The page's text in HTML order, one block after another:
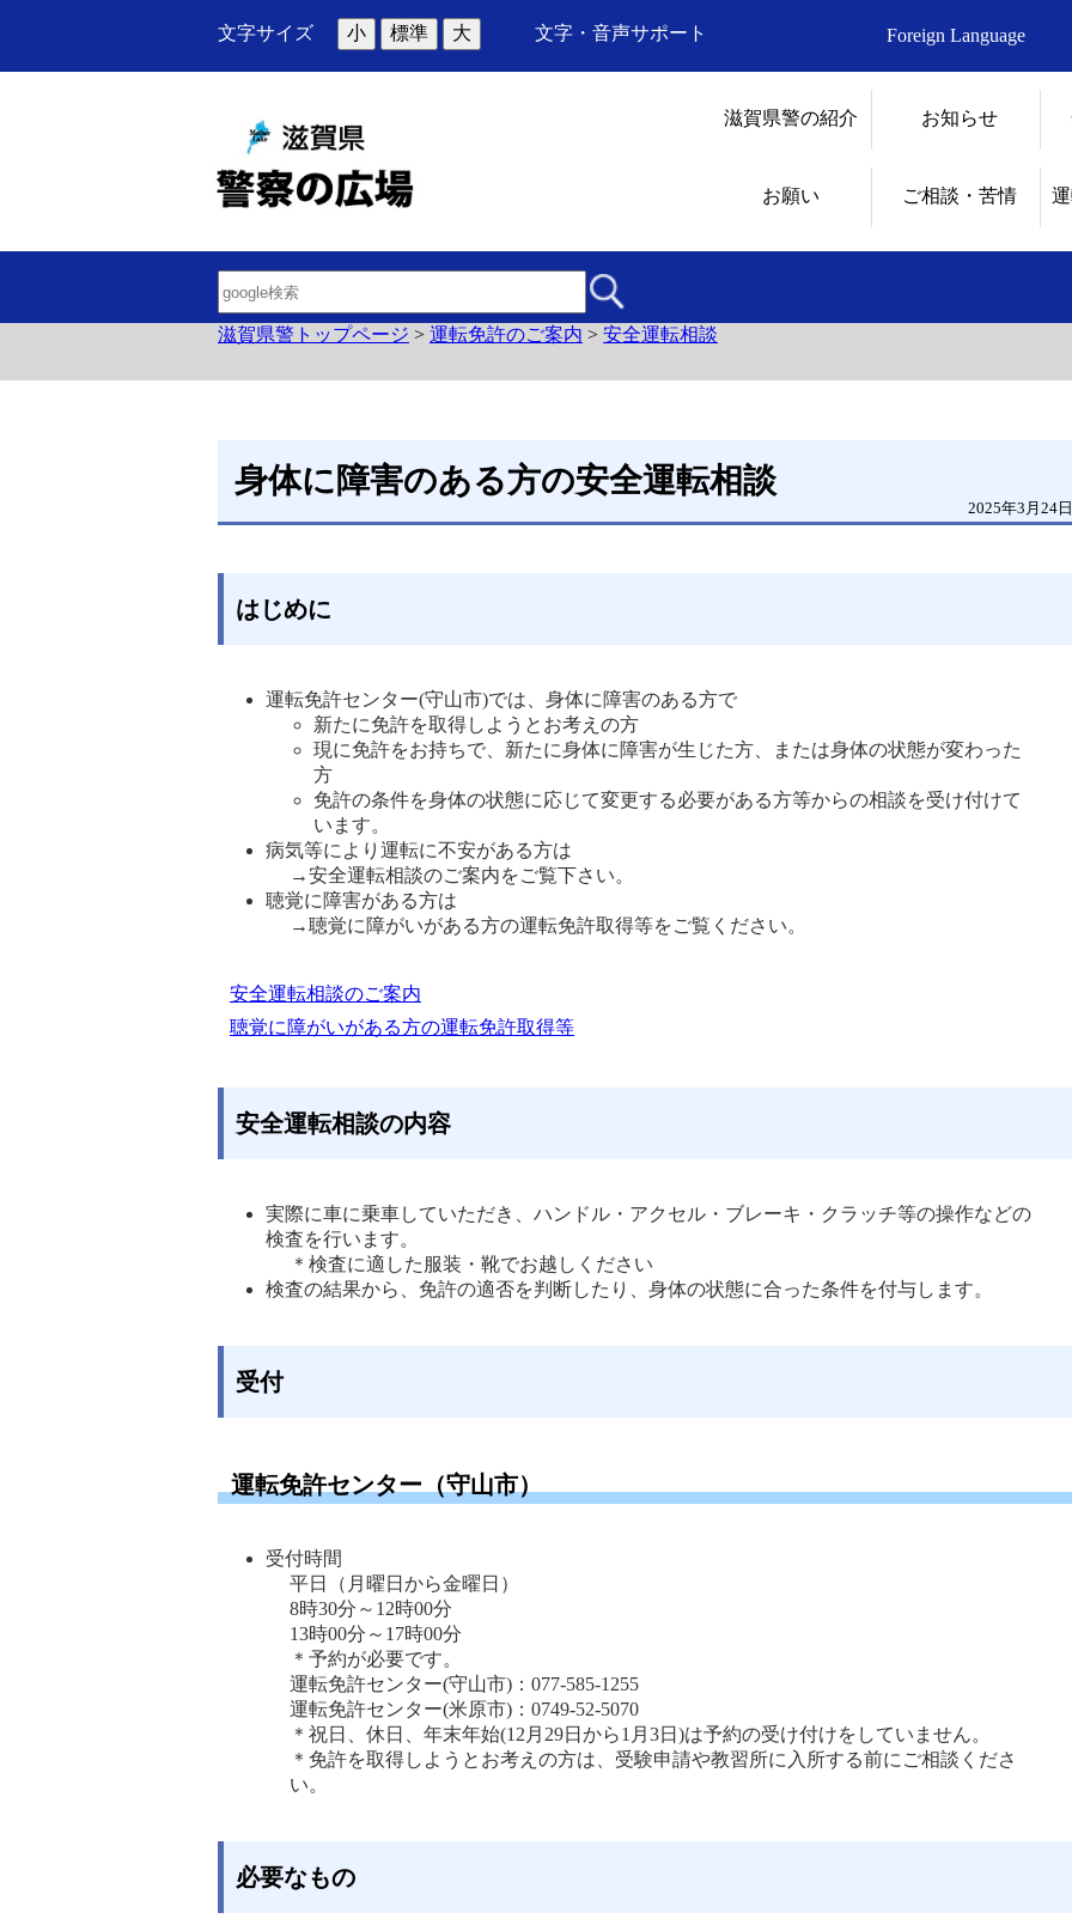
文字サイズ 小 標準 大 文字・音声サポート Foreign Language
滋賀県警の紹介 お知らせ
お願い ご相談・苦情
滋賀県警トップページ > 運転免許のご案内 > 安全運転相談
身体に障害のある方の安全運転相談
2025年3月24
はじめに
運転免許センター(守山市)では、身体に障害のある方で
新たに免許を取得しようとお考えの方
現に免許をお持ちで、新たに身体に障害が生じた方、または身体の状態が変わった
方
免許の条件を身体の状態に応じて変更する必要がある方等からの相談を受け付けて
います。
病気等により運転に不安がある方は
→安全運転相談のご案内をご覧下さい。
聴覚に障害がある方は
→聴覚に障がいがある方の運転免許取得等をご覧ください。
安全運転相談のご案内
聴覚に障がいがある方の運転免許取得等
安全運転相談の内容
実際に車に乗車していただき、ハンドル・アクセル・ブレーキ・クラッチ等の操作などの
検査を行います。
＊検査に適した服装・靴でお越しください
検査の結果から、免許の適否を判断したり、身体の状態に合った条件を付与します。
受付
運転免許センター（守山市）
受付時間
平日（月曜日から金曜日）
8時30分～12時00分
13時00分～17時00分
＊予約が必要です。
運転免許センター(守山市)：077-585-1255
運転免許センター(米原市)：0749-52-5070
＊祝日、休日、年末年始(12月29日から1月3日)は予約の受け付けをしていません。
＊免許を取得しようとお考えの方は、受験申請や教習所に入所する前にご相談くださ
い。
必要なもの